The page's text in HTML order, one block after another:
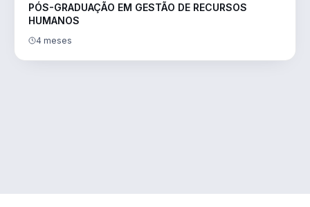
PÓS-GRADUAÇÃO EM GESTÃO DE RECURSOS
HUMANOS
4 meses